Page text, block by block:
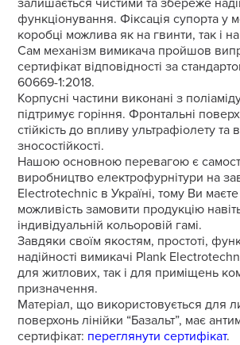
функціонування. Фіксація супорта у
коробці можлива як на гвинти, так і
Сам механізм вимикача пройшов
сертифікат відповідності за
60669-1:2018.
Корпусні частини виконані з
підтримує горіння. Фронтальні
стійкість до впливу ультрафіолету та
зносостійкості.
Нашою основною перевагою є
виробництво електрофурнітури на
Electrotechnic в Україні, тому Ви маєте
можливість замовити продукцію
індивідуальній кольоровій гамі.
Завдяки своїм якостям, простоті,
надійності вимикачі Plank
для житлових, так і для приміщень
призначення.
Матеріал, що використовується для
поверхонь лінійки “Базальт”, має
сертифікат: переглянути сертифікат.